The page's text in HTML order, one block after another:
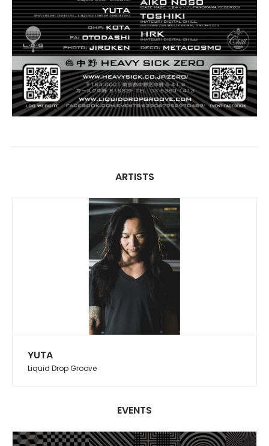
ARTISTS
YUTA
Liquid Drop Groove
EVENTS